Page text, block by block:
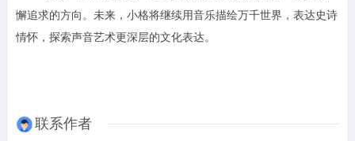
懈追求的方向。未来，小格将继续用音乐描绘万千世界，表达史诗
情怀，探索声音艺术更深层的文化表达。
联系作者